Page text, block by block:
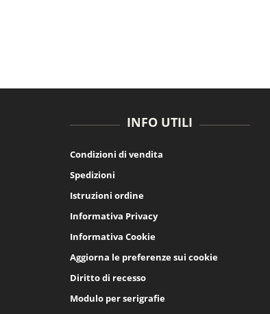
INFO UTILI
Condizioni di vendita
Spedizioni
Istruzioni ordine
Informativa Privacy
Informativa Cookie
Aggiorna le preferenze sui cookie
Diritto di recesso
Modulo per serigrafie